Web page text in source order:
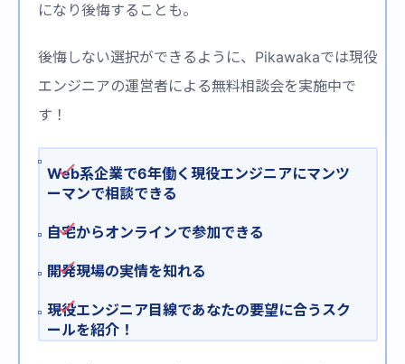
になり後悔することも。
後悔しない選択ができるように、Pikawakaでは現役
エンジニアの運営者による無料相談会を実施中で
す！
Web系企業で6年働く現役エンジニアにマンツ
ーマンで相談できる
自宅からオンラインで参加できる
開発現場の実情を知れる
現役エンジニア目線であなたの要望に合うスク
ールを紹介！